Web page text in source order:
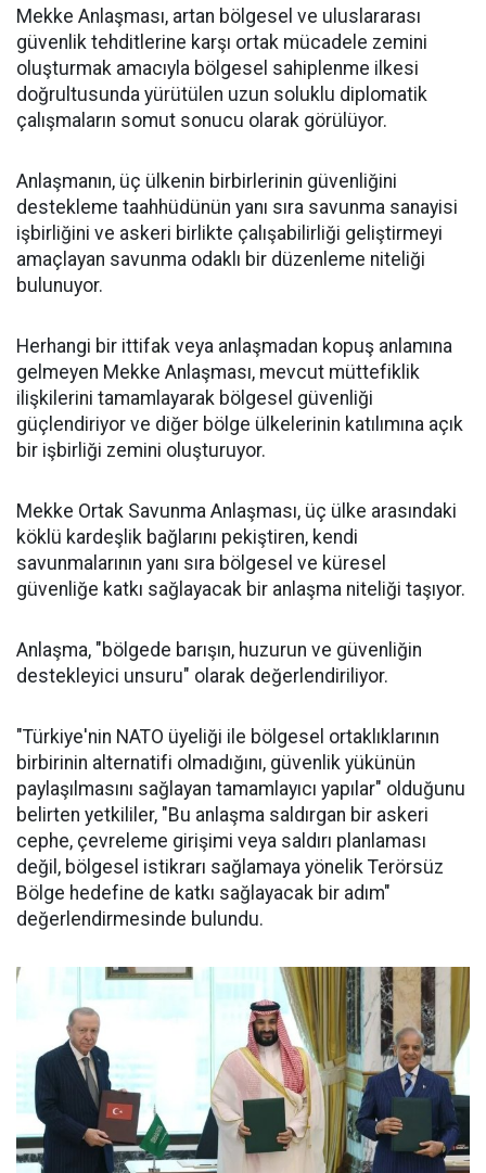
Mekke Anlaşması, artan bölgesel ve uluslararası
güvenlik tehditlerine karşı ortak mücadele zemini
oluşturmak amacıyla bölgesel sahiplenme ilkesi
doğrultusunda yürütülen uzun soluklu diplomatik
çalışmaların somut sonucu olarak görülüyor.
Anlaşmanın, üç ülkenin birbirlerinin güvenliğini
destekleme taahhüdünün yanı sıra savunma sanayisi
işbirliğini ve askeri birlikte çalışabilirliği geliştirmeyi
amaçlayan savunma odaklı bir düzenleme niteliği
bulunuyor.
Herhangi bir ittifak veya anlaşmadan kopuş anlamına
gelmeyen Mekke Anlaşması, mevcut müttefiklik
ilişkilerini tamamlayarak bölgesel güvenliği
güçlendiriyor ve diğer bölge ülkelerinin katılımına açık
bir işbirliği zemini oluşturuyor.
Mekke Ortak Savunma Anlaşması, üç ülke arasındaki
köklü kardeşlik bağlarını pekiştiren, kendi
savunmalarının yanı sıra bölgesel ve küresel
güvenliğe katkı sağlayacak bir anlaşma niteliği taşıyor.
Anlaşma, "bölgede barışın, huzurun ve güvenliğin
destekleyici unsuru" olarak değerlendiriliyor.
"Türkiye'nin NATO üyeliği ile bölgesel ortaklıklarının
birbirinin alternatifi olmadığını, güvenlik yükünün
paylaşılmasını sağlayan tamamlayıcı yapılar" olduğunu
belirten yetkililer, "Bu anlaşma saldırgan bir askeri
cephe, çevreleme girişimi veya saldırı planlaması
değil, bölgesel istikrarı sağlamaya yönelik Terörsüz
Bölge hedefine de katkı sağlayacak bir adım"
değerlendirmesinde bulundu.